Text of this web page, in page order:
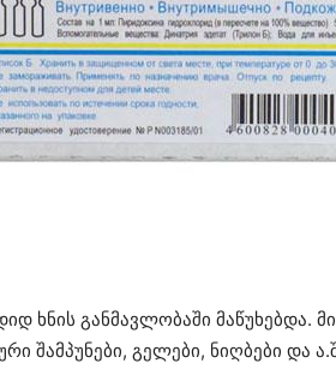
ხნის განმავლობაში მაწუხებდა.
შამპუნები, გელები, ნიღბები და